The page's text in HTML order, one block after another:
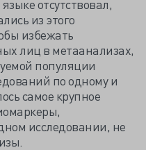
отсутствовал,
из этого
избежать
лиц в метаанализах,
популяции
по одному и
самое крупное
исследовании, не